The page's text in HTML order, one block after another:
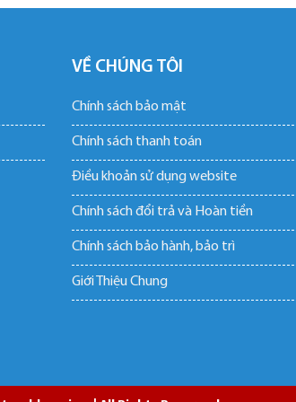
VỀ CHÚNG TÔI
Chính sách bảo mật
Chính sách thanh toán
Điều khoản sử dụng website
Chính sách đổi trả và Hoàn tiền
Chính sách bảo hành, bảo trì
Giới Thiệu Chung